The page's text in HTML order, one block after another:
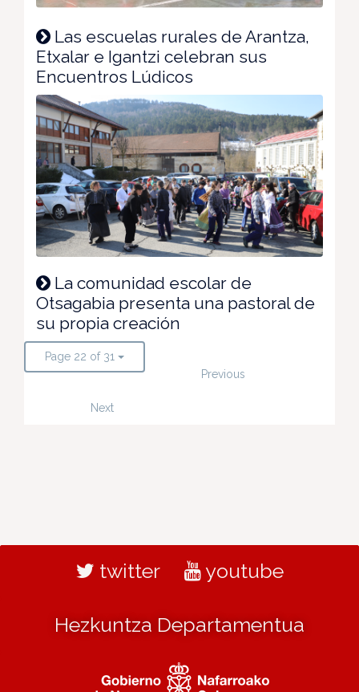
Las escuelas rurales de Arantza,
Etxalar e Igantzi celebran sus
Encuentros Lúdicos
La comunidad escolar de
Otsagabia presenta una pastoral de
su propia creación
Page 22 of 31
Previous
Next
twitter youtube
Hezkuntza Departamentua